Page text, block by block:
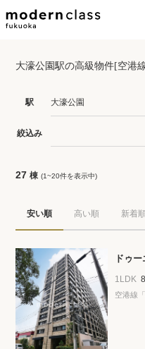
アクセスランキング
保存した物件
閲覧履歴
大濠公園駅の高級物件[空港
駅 大濠公園
絞込み
27 棟 (1~20件を表示中)
安い順 高い順 新着
ドゥ
1LDK
空港線